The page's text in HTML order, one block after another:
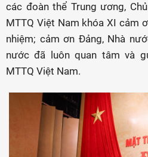
các đoàn thể Trung ương,
MTTQ Việt Nam khóa XI cảm
nhiệm; cảm ơn Đảng, Nhà
nước đã luôn quan tâm và
MTTQ Việt Nam.